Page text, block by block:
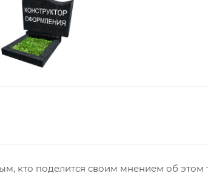
кто поделится своим мнением об этом